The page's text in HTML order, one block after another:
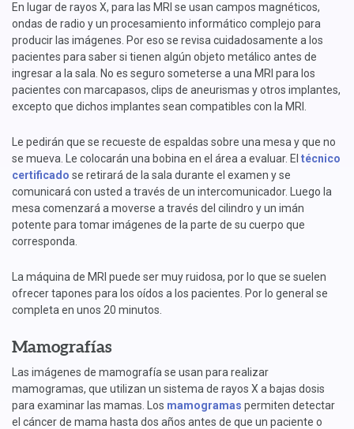
En lugar de rayos X, para las MRI se usan campos magnéticos,
ondas de radio y un procesamiento informático complejo para
producir las imágenes. Por eso se revisa cuidadosamente a los
pacientes para saber si tienen algún objeto metálico antes de
ingresar a la sala. No es seguro someterse a una MRI para los
pacientes con marcapasos, clips de aneurismas y otros implantes,
excepto que dichos implantes sean compatibles con la MRI.
Le pedirán que se recueste de espaldas sobre una mesa y que no
se mueva. Le colocarán una bobina en el área a evaluar. El técnico
certificado se retirará de la sala durante el examen y se
comunicará con usted a través de un intercomunicador. Luego la
mesa comenzará a moverse a través del cilindro y un imán
potente para tomar imágenes de la parte de su cuerpo que
corresponda.
La máquina de MRI puede ser muy ruidosa, por lo que se suelen
ofrecer tapones para los oídos a los pacientes. Por lo general se
completa en unos 20 minutos.
Mamografías
Las imágenes de mamografía se usan para realizar
mamogramas, que utilizan un sistema de rayos X a bajas dosis
para examinar las mamas. Los mamogramas permiten detectar
el cáncer de mama hasta dos años antes de que un paciente o